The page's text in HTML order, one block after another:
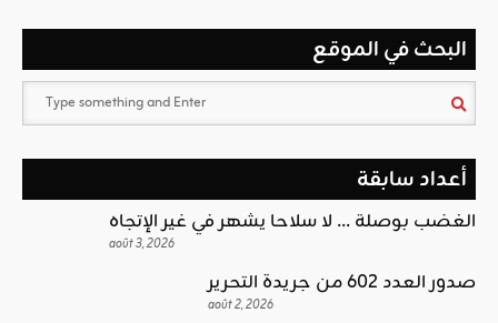
البحث في الموقع
أعداد سابقة
الغضب بوصلة … لا سلاحا يشهر في غير الإتجاه
août 3, 2026
صدور العدد 602 من جريدة التحرير
août 2, 2026